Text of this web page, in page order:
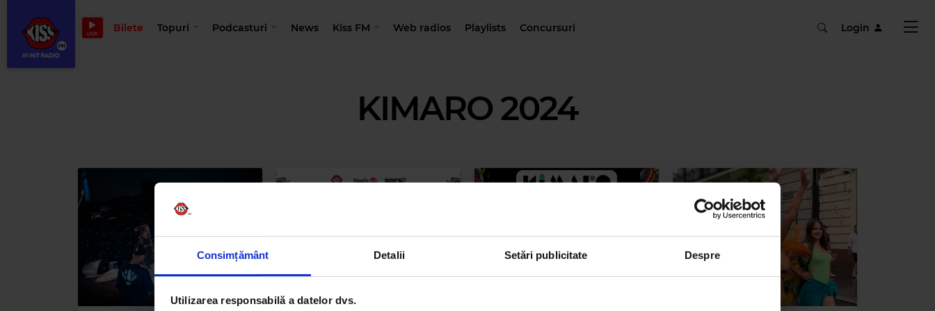
Consimțământ Detalii Setări publicitate Despre
Utilizarea responsabilă a datelor dvs.
LIVE Bilete Topuri Podcasturi News Kiss FM Web radios Playlists Concursuri Login
KIMARO 2024